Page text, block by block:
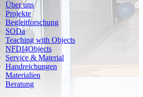
Über uns
Projekte
Begleitforschung
SODa
Teaching with Objects
NFDI4Objects
Service & Material
Handreichungen
Materialien
Beratung